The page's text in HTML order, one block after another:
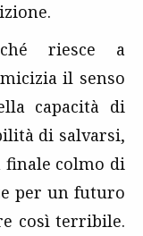
riesce a
il senso
capacità di
di salvarsi,
finale colmo di
per un futuro
così terribile.